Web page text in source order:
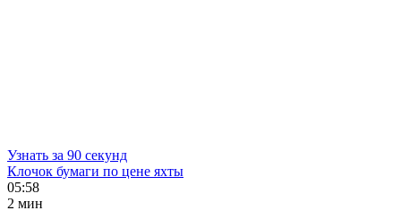
Узнать за 90 секунд
Клочок бумаги по цене яхты
05:58
2 мин